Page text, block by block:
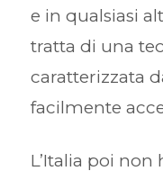
e in qualsiasi
tratta di una
caratterizzata
facilmente
L’Italia poi